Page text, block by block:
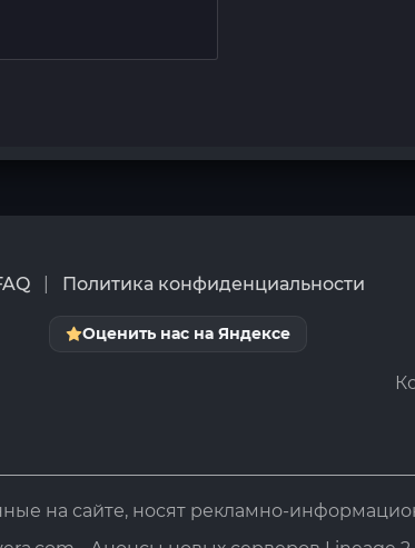
Политика конфиденциальности
Оценить нас на Яндексе
на сайте, носят рекламно-